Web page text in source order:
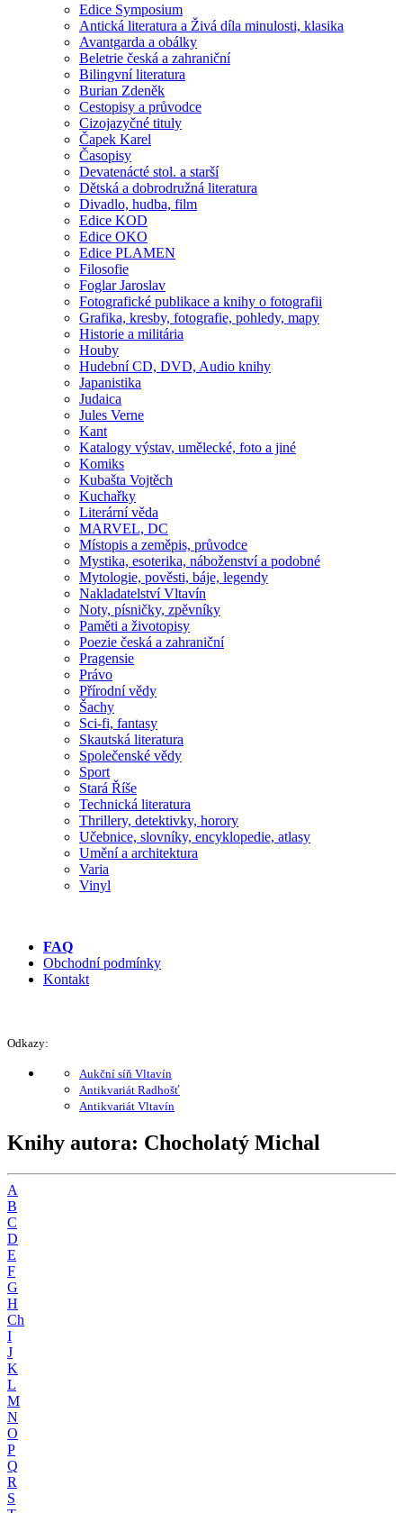
Edice Symposium
Antická literatura a Živá díla minulosti, klasika
Avantgarda a obálky
Beletrie česká a zahraniční
Bilingvní literatura
Burian Zdeněk
Cestopisy a průvodce
Cizojazyčné tituly
Čapek Karel
Časopisy
Devatenácté stol. a starší
Dětská a dobrodružná literatura
Divadlo, hudba, film
Edice KOD
Edice OKO
Edice PLAMEN
Filosofie
Foglar Jaroslav
Fotografické publikace a knihy o fotografii
Grafika, kresby, fotografie, pohledy, mapy
Historie a militária
Houby
Hudební CD, DVD, Audio knihy
Japanistika
Judaica
Jules Verne
Kant
Katalogy výstav, umělecké, foto a jiné
Komiks
Kubašta Vojtěch
Kuchařky
Literární věda
MARVEL, DC
Místopis a zeměpis, průvodce
Mystika, esoterika, náboženství a podobné
Mytologie, pověsti, báje, legendy
Nakladatelství Vltavín
Noty, písničky, zpěvníky
Paměti a životopisy
Poezie česká a zahraniční
Pragensie
Právo
Přírodní vědy
Šachy
Sci-fi, fantasy
Skautská literatura
Společenské vědy
Sport
Stará Říše
Technická literatura
Thrillery, detektivky, horory
Učebnice, slovníky, encyklopedie, atlasy
Umění a architektura
Varia
Vinyl
FAQ
Obchodní podmínky
Kontakt
Odkazy:
Aukční síň Vltavín
Antikvariát Radhošť
Antikvariát Vltavín
Knihy autora: Chocholatý Michal
A
B
C
D
E
F
G
H
Ch
I
J
K
L
M
N
O
P
Q
R
S